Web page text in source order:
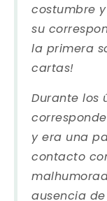
costumbre
su
la primera
cartas!
Durante los
y era una
contacto
ausencia